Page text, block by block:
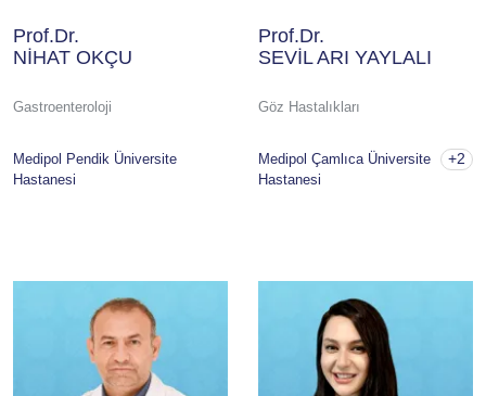
Prof.Dr.
NİHAT OKÇU
Gastroenteroloji
Medipol Pendik Üniversite
Hastanesi
Prof.Dr.
SEVİL ARI YAYLALI
Göz Hastalıkları
Medipol Çamlıca Üniversite
Hastanesi
+2